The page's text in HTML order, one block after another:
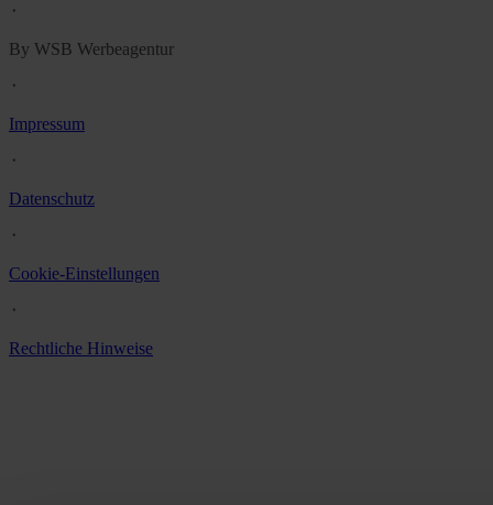
᛫
By WSB Werbeagentur
᛫
Impressum
᛫
Datenschutz
᛫
Cookie-Einstellungen
᛫
Rechtliche Hinweise